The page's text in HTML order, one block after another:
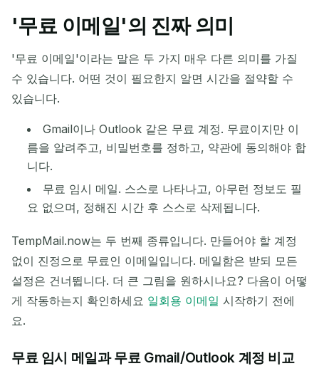
당신의 임시 이메일 주소:
보낸 사람 제목 작업
'무료 이메일'의 진짜 의미
'무료 이메일'이라는 말은 두 가지 매우 다른 의미를 가질
수 있습니다. 어떤 것이 필요한지 알면 시간을 절약할 수
있습니다.
Gmail이나 Outlook 같은 무료 계정. 무료이지만 이
름을 알려주고, 비밀번호를 정하고, 약관에 동의해야 합
니다.
무료 임시 메일. 스스로 나타나고, 아무런 정보도 필
요 없으며, 정해진 시간 후 스스로 삭제됩니다.
TempMail.now는 두 번째 종류입니다. 만들어야 할 계정
없이 진정으로 무료인 이메일입니다. 메일함은 받되 모든
설정은 건너뜁니다. 더 큰 그림을 원하시나요? 다음이 어떻
게 작동하는지 확인하세요 일회용 이메일 시작하기 전에
요.
무료 임시 메일과 무료 Gmail/Outlook 계정 비교